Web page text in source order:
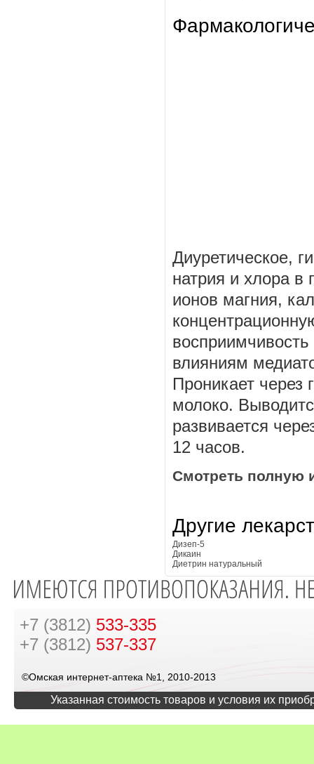
Диуретическое,
натрия и хлора в
ионов магния,
влияниям
Проникает через
молоко.
развивается
12 часов.
Смотреть полную
Другие
Дизеп-5
Дикаин
Диетрин натуральный
+7 (3812) 533-335
+7 (3812) 537-337
©Омская интернет-аптека №1, 2010-2013
Указанная стоимость товаров и условия их